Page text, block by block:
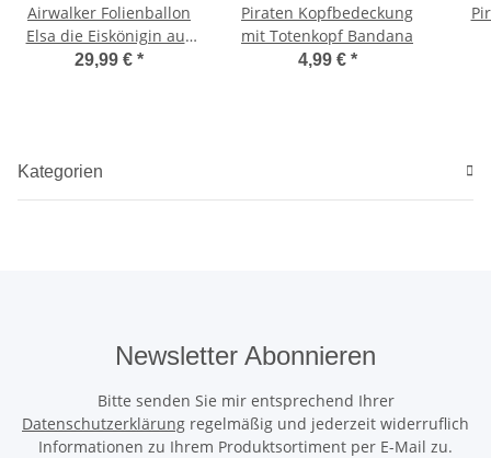
Airwalker Folienballon
Elsa die Eiskönigin aus
Frozen von Disney
29,99 € *
Piraten Kopfbedeckung
mit Totenkopf Bandana
4,99 € *
Kategorien
Newsletter Abonnieren
Bitte senden Sie mir entsprechend Ihrer
Datenschutzerklärung regelmäßig und jederzeit widerruflich
Informationen zu Ihrem Produktsortiment per E-Mail zu.